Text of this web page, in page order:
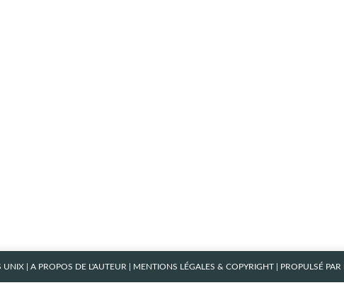
UNIX| A PROPOS DE L'AUTEUR MENTIONS LÉGALES & COPYRIGHT| PROPULSÉ PAR